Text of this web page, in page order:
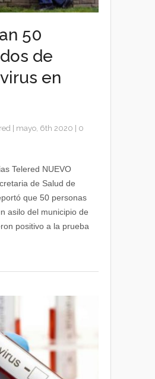
50
de
en
mayo, 6th 2020
0
Telered NUEVO
de Salud de
que 50 personas
asilo del municipio de
positivo a la prueba